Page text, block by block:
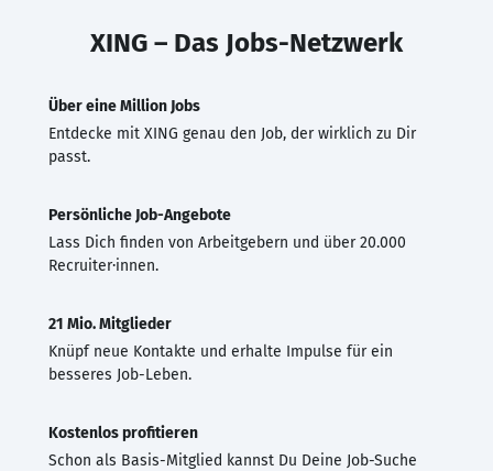
XING – Das Jobs-Netzwerk
Über eine Million Jobs
Entdecke mit XING genau den Job, der wirklich zu Dir
passt.
Persönliche Job-Angebote
Lass Dich finden von Arbeitgebern und über 20.000
Recruiter·innen.
21 Mio. Mitglieder
Knüpf neue Kontakte und erhalte Impulse für ein
besseres Job-Leben.
Kostenlos profitieren
Schon als Basis-Mitglied kannst Du Deine Job-Suche